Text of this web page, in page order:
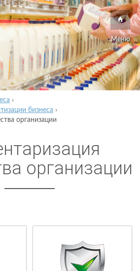
Меню
›
бизнеса ›
организации
организации